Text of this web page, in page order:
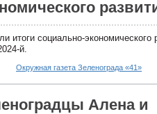
итоги социально-экономического
й.
Окружная газета Зеленограда «41»
Алена и